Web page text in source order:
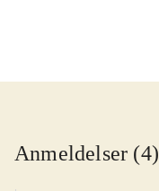
Anmeldelser (4)